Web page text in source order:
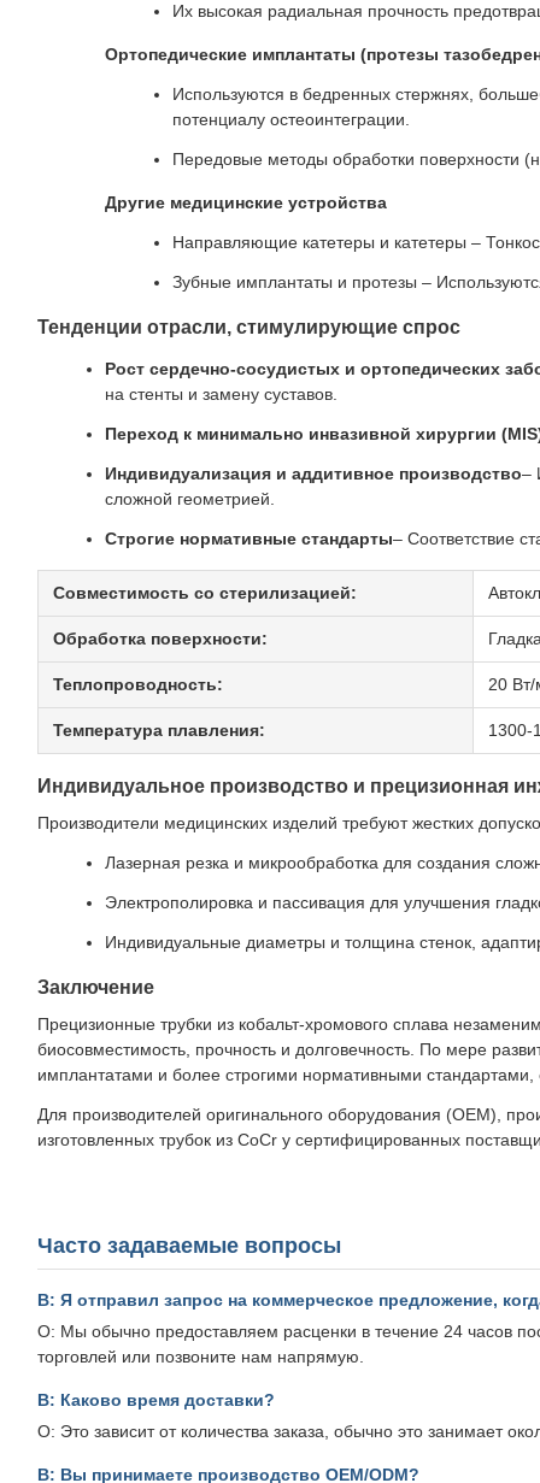
Их высокая радиальная прочность
Ортопедические имплантаты (протезы
Используются в бедренных стержнях,
потенциалу остеоинтеграции.
Передовые методы обработки поверхности
Другие медицинские устройства
Направляющие катетеры и катетеры –
Зубные имплантаты и протезы –
Тенденции отрасли, стимулирующие спрос
Рост сердечно-сосудистых и ортопедических
на стенты и замену суставов.
Переход к минимально инвазивной хирургии
Индивидуализация и аддитивное производство–
сложной геометрией.
Строгие нормативные стандарты– Соответствие
Совместимость со стерилизацией:
Обработка поверхности:
Теплопроводность: 20
Температура плавления: 1300-
Индивидуальное производство и прецизионная
Производители медицинских изделий требуют жестких
Лазерная резка и микрообработка для создания
Электрополировка и пассивация для улучшения
Индивидуальные диаметры и толщина стенок,
Заключение
Прецизионные трубки из кобальт-хромового сплава
биосовместимость, прочность и долговечность. По мере
имплантатами и более строгими нормативными
Для производителей оригинального оборудования (OEM),
изготовленных трубок из CoCr у сертифицированных
Часто задаваемые вопросы
В: Я отправил запрос на коммерческое предложение,
О: Мы обычно предоставляем расценки в течение 24 часов
торговлей или позвоните нам напрямую.
В: Каково время доставки?
О: Это зависит от количества заказа, обычно это занимает
В: Вы принимаете производство OEM/ODM?